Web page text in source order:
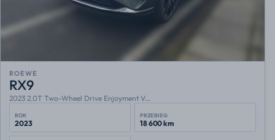
ROEWE
RX9
2023 2.0T Two-Wheel Drive Enjoyment V...
ROK
2023
PRZEBIEG
18 600 km